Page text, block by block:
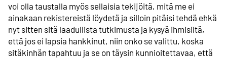
voi olla taustalla myös sellaisia tekijöitä, mitä me ei
ainakaan rekistereistä löydetä ja silloin pitäisi tehdä ehkä
nyt sitten sitä laadullista tutkimusta ja kysyä ihmisiltä,
että jos ei lapsia hankkinut, niin onko se valittu, koska
sitäkinhän tapahtuu ja se on täysin kunnioitettavaa, että